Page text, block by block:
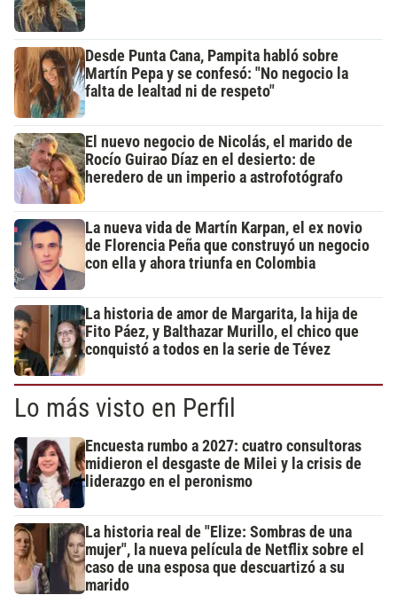
Desde Punta Cana, Pampita habló sobre
Martín Pepa y se confesó: "No negocio la
falta de lealtad ni de respeto"
El nuevo negocio de Nicolás, el marido de
Rocío Guirao Díaz en el desierto: de
heredero de un imperio a astrofotógrafo
La nueva vida de Martín Karpan, el ex novio
de Florencia Peña que construyó un negocio
con ella y ahora triunfa en Colombia
La historia de amor de Margarita, la hija de
Fito Páez, y Balthazar Murillo, el chico que
conquistó a todos en la serie de Tévez
Lo más visto en Perfil
Encuesta rumbo a 2027: cuatro consultoras
midieron el desgaste de Milei y la crisis de
liderazgo en el peronismo
La historia real de "Elize: Sombras de una
mujer", la nueva película de Netflix sobre el
caso de una esposa que descuartizó a su
marido